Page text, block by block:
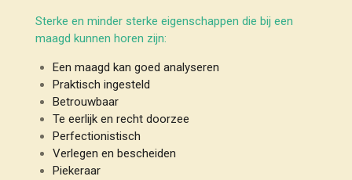
Sterke en minder sterke eigenschappen die bij een
maagd kunnen horen zijn:
Een maagd kan goed analyseren
Praktisch ingesteld
Betrouwbaar
Te eerlijk en recht doorzee
Perfectionistisch
Verlegen en bescheiden
Piekeraar